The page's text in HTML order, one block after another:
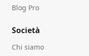
Blog Pro
Società
Chi siamo